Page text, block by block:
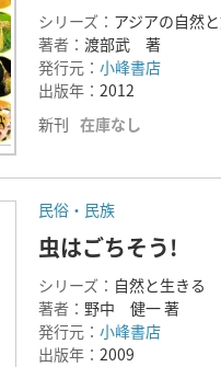
シリーズ： アジアの自然
著者： 渡部武 著
発行元： 小峰書店
出版年： 2012
新刊 在庫なし
民俗・民族
虫はごちそう!
シリーズ： 自然と生きる
著者： 野中 健一 著
発行元： 小峰書店
出版年： 2009